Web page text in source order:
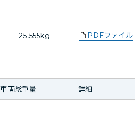
25,555kg
PDFファイル
車両総重量 詳細